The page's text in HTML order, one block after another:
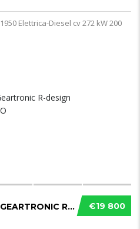
1950 Elettrica-Diesel cv 272 kW 200
€19 800
VOLVO – XC40 – D4 AWD GEARTRONIC R-DESIGN #GANCIOTRAINO #TAG.VOLVO